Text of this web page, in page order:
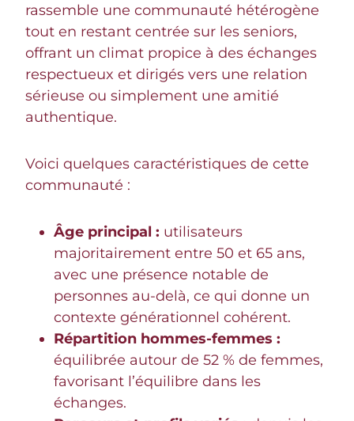
rassemble une communauté hétérogène
tout en restant centrée sur les seniors,
offrant un climat propice à des échanges
respectueux et dirigés vers une relation
sérieuse ou simplement une amitié
authentique.
Voici quelques caractéristiques de cette
communauté :
Âge principal : utilisateurs
majoritairement entre 50 et 65 ans,
avec une présence notable de
personnes au-delà, ce qui donne un
contexte générationnel cohérent.
Répartition hommes-femmes :
équilibrée autour de 52 % de femmes,
favorisant l’équilibre dans les
échanges.